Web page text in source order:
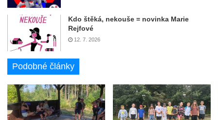
Kdo štěká, nekouše = novinka Marie
Rejfové
12. 7. 2026
Podobné články